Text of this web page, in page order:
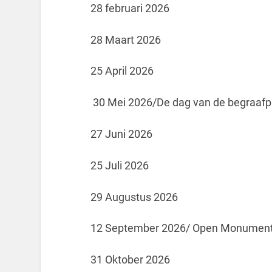
28 februari 2026
28 Maart 2026
25 April 2026
30 Mei 2026/De dag van de
27 Juni 2026
25 Juli 2026
29 Augustus 2026
12 September 2026/ Open
31 Oktober 2026